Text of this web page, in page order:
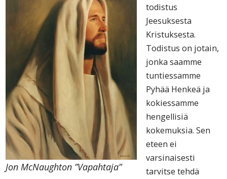
Jon McNaughton ”Vapahtaja”
todistus
Jeesuksesta
Kristuksesta.
Todistus on jotain,
jonka saamme
tuntiessamme
Pyhää Henkeä ja
kokiessamme
hengellisiä
kokemuksia. Sen
eteen ei
varsinaisesti
tarvitse tehdä